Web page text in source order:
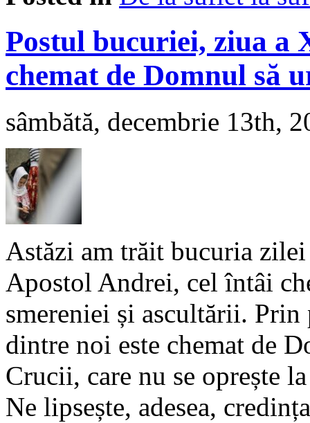
Postul bucuriei, ziua a
chemat de Domnul să
sâmbătă, decembrie 13th,
Astăzi am trăit bucuria
Apostol Andrei, cel întâi
smereniei și ascultării.
dintre noi este chemat de
Crucii, care nu se oprește
Ne lipsește, adesea,